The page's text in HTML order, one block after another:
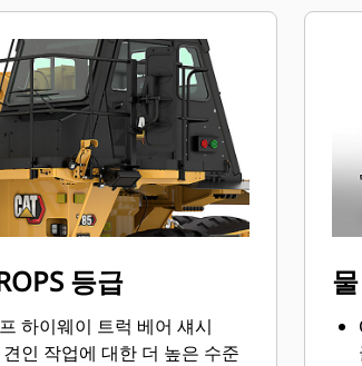
등급
하이웨이 트럭 베어 섀시
견인 작업에 대한 더 높은 수준